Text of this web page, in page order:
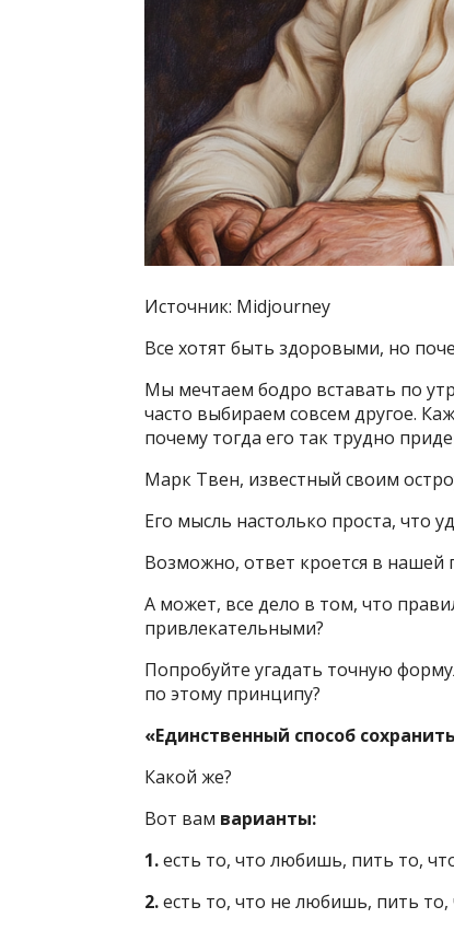
Источник: Midjourney
Все хотят быть здоровыми, но
Мы мечтаем бодро вставать по
часто выбираем совсем другое.
почему тогда его так трудно
Марк Твен, известный своим
Его мысль настолько проста, что
Возможно, ответ кроется в
А может, все дело в том, что
привлекательными?
Попробуйте угадать точную
по этому принципу?
«Единственный способ
Какой же?
Вот вам варианты:
1.есть то, что любишь, пить то,
2.есть то, что не любишь, пить то,